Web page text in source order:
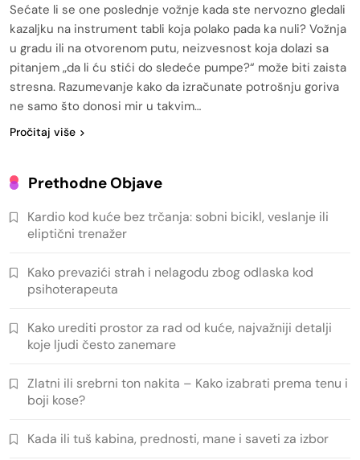
Sećate li se one poslednje vožnje kada ste nervozno gledali
kazaljku na instrument tabli koja polako pada ka nuli? Vožnja
u gradu ili na otvorenom putu, neizvesnost koja dolazi sa
pitanjem „da li ću stići do sledeće pumpe?“ može biti zaista
stresna. Razumevanje kako da izračunate potrošnju goriva
ne samo što donosi mir u takvim…
Pročitaj više
Prethodne Objave
Kardio kod kuće bez trčanja: sobni bicikl, veslanje ili
eliptični trenažer
Kako prevazići strah i nelagodu zbog odlaska kod
psihoterapeuta
Kako urediti prostor za rad od kuće, najvažniji detalji
koje ljudi često zanemare
Zlatni ili srebrni ton nakita – Kako izabrati prema tenu i
boji kose?
Kada ili tuš kabina, prednosti, mane i saveti za izbor